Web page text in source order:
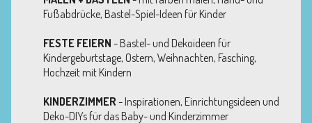
Fußabdrücke, Bastel-Spiel-Ideen für Kinder
FESTE FEIERN - Bastel- und Dekoideen für
Kindergeburtstage, Ostern, Weihnachten, Fasching,
Hochzeit mit Kindern
KINDERZIMMER - Inspirationen, Einrichtungsideen und
Deko-DIYs für das Baby- und Kinderzimmer